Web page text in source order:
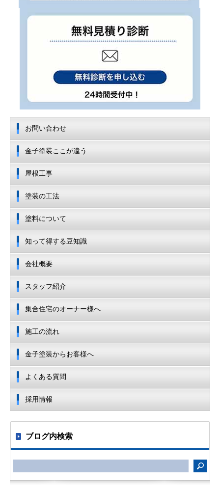
お問い合わせ
金子塗装ここが違う
屋根工事
塗装の工法
塗料について
知って得する豆知識
会社概要
スタッフ紹介
集合住宅のオーナー様へ
施工の流れ
金子塗装からお客様へ
よくある質問
採用情報
ブログ内検索